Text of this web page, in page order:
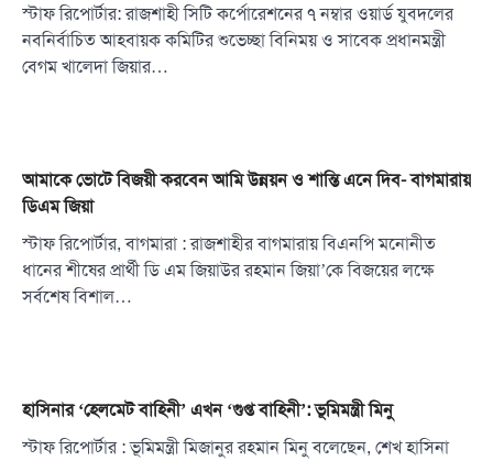
স্টাফ রিপোর্টার: রাজশাহী সিটি কর্পোরেশনের ৭ নম্বার ওয়ার্ড যুবদলের
নবনির্বাচিত আহবায়ক কমিটির শুভেচ্ছা বিনিময় ও সাবেক প্রধানমন্ত্রী
বেগম খালেদা জিয়ার…
আমাকে ভোটে বিজয়ী করবেন আমি উন্নয়ন ও শান্তি এনে দিব- বাগমারায়
ডিএম জিয়া
স্টাফ রিপোর্টার, বাগমারা : রাজশাহীর বাগমারায় বিএনপি মনোনীত
ধানের শীষের প্রার্থী ডি এম জিয়াউর রহমান জিয়া’কে বিজয়ের লক্ষে
সর্বশেষ বিশাল…
হাসিনার ‘হেলমেট বাহিনী’ এখন ‘গুপ্ত বাহিনী’: ভূমিমন্ত্রী মিনু
স্টাফ রিপোর্টার : ভূমিমন্ত্রী মিজানুর রহমান মিনু বলেছেন, শেখ হাসিনা